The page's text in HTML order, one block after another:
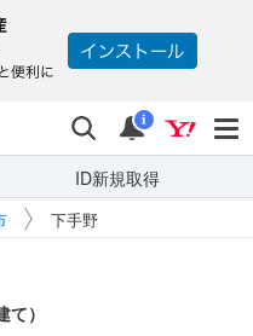
検索 通知
i
ID新規取得
下手野
）